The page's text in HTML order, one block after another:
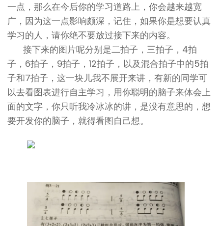
一点，那么在今后你的学习道路上，你会越来越宽
广，因为这一点影响颇深，记住，如果你是想要认真
学习的人，请你绝不要放过接下来的内容。
接下来的图片呢分别是二拍子，三拍子，4拍
子，6拍子，9拍子，12拍子，以及混合拍子中的5拍
子和7拍子，这一块儿我不展开来讲，有新的同学可
以去看图表进行自主学习，用你聪明的脑子来体会上
面的文字，你只听我冷冰冰的讲，是没有意思的，想
要开发你的脑子，就得看图自己想。